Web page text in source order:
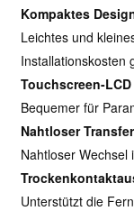
Kompaktes
Leichtes und
Installationskosten
Touchscreen-LCD
Bequemer für
Nahtloser Transfer
Nahtloser
Unterstützt die